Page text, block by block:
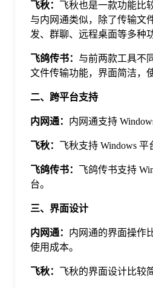
飞秋： 飞秋也是一款功能比
与内网通类似，除了传输文
发、群聊、远程桌面等多种
飞鸽传书： 与前两款工具不
文件传输功能，界面简洁，
二、跨平台支持
内网通： 内网通支持
飞秋： 飞秋支持 Windows 平
飞鸽传书： 飞鸽传书支持
台。
三、界面设计
内网通： 内网通的界面操作
使用成本。
飞秋： 飞秋的界面设计比较